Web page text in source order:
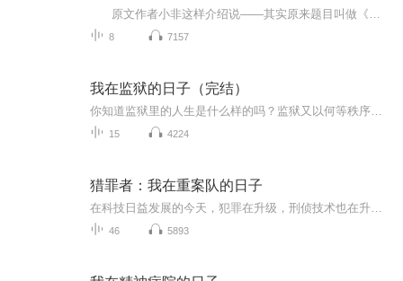
8 7157
我在监狱的日子（完结）
15 4224
猎罪者：我在重案队的日子
46 5893